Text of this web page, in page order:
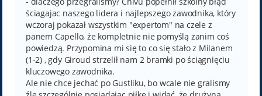
ściagajac naszego lidera i najlepszego zawodnika, który
wczoraj pokazał wszystkim "expertom" na czele z
panem Capello, że kompletnie nie pomyślą zanim coś
powiedzą. Przypomina mi się to co się stało z Milanem
(1-2) , gdy Giroud strzelił nam 2 bramki po ściągnięciu
kluczowego zawodnika.
Ale nie chce jechać po Gustliku, bo wcale nie gralismy